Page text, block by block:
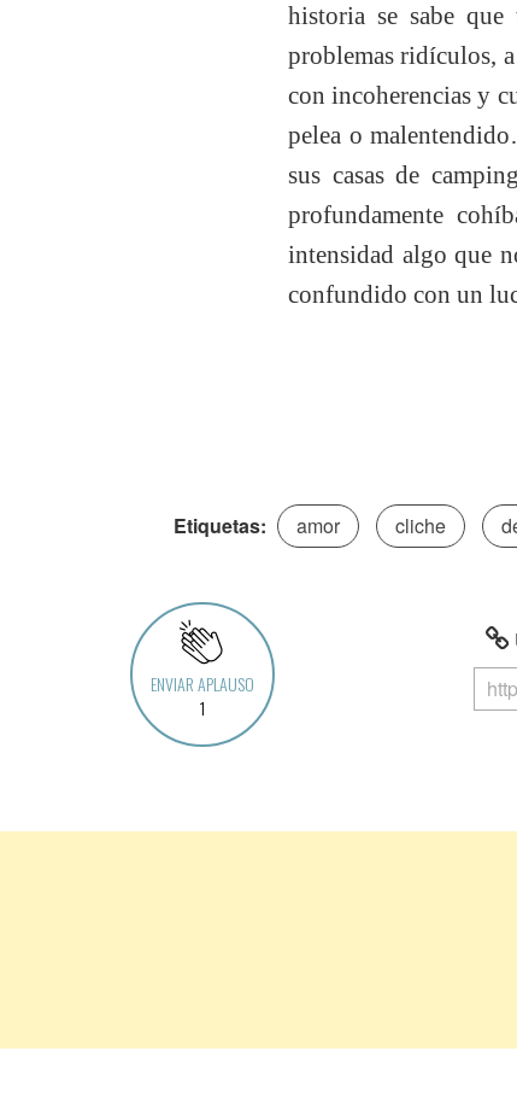
historia se sabe
problemas ridículos,
con incoherencias y
pelea o
sus casas de
profundamente
intensidad algo que
confundido con un
Etiquetas: amor cliche
ENVIAR APLAUSO
1